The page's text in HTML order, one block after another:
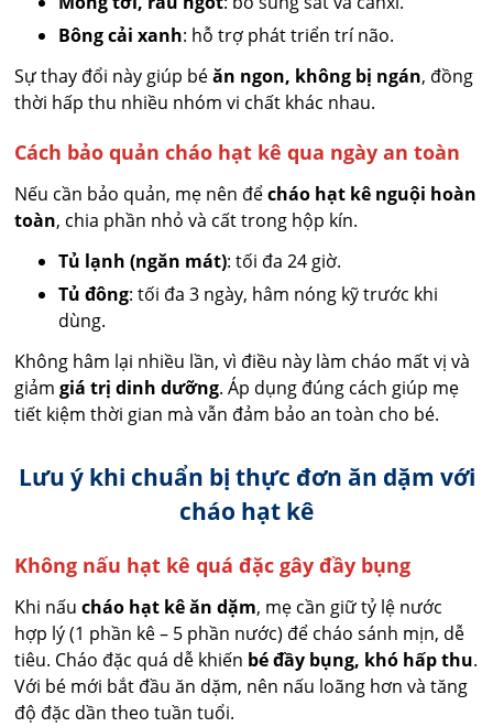
Bông cải xanh: hỗ trợ phát triển trí não.
Sự thay đổi này giúp béăn ngon, không bị ngán, đồng
thời hấp thu nhiều nhóm vi chất khác nhau.
Cách bảo quản cháo hạt kê qua ngày an toàn
Nếu cần bảo quản, mẹ nên đểcháo hạt kê nguội hoàn
toàn, chia phần nhỏ và cất trong hộp kín.
Tủ lạnh (ngăn mát): tối đa 24 giờ.
Tủ đông: tối đa 3 ngày, hâm nóng kỹ trước khi
dùng.
Không hâm lại nhiều lần, vì điều này làm cháo mất vị và
giảmgiá trị dinh dưỡng. Áp dụng đúng cách giúp mẹ
tiết kiệm thời gian mà vẫn đảm bảo an toàn cho bé.
Lưu ý khi chuẩn bị thực đơn ăn dặm với
cháo hạt kê
Không nấu hạt kê quá đặc gây đầy bụng
Khi nấucháo hạt kê ăn dặm, mẹ cần giữ tỷ lệ nước
hợp lý (1 phần kê – 5 phần nước) để cháo sánh mịn, dễ
tiêu. Cháo đặc quá dễ khiến bé đầy bụng, khó hấp thu.
Với bé mới bắt đầu ăn dặm, nên nấu loãng hơn và tăng
độ đặc dần theo tuần tuổi.